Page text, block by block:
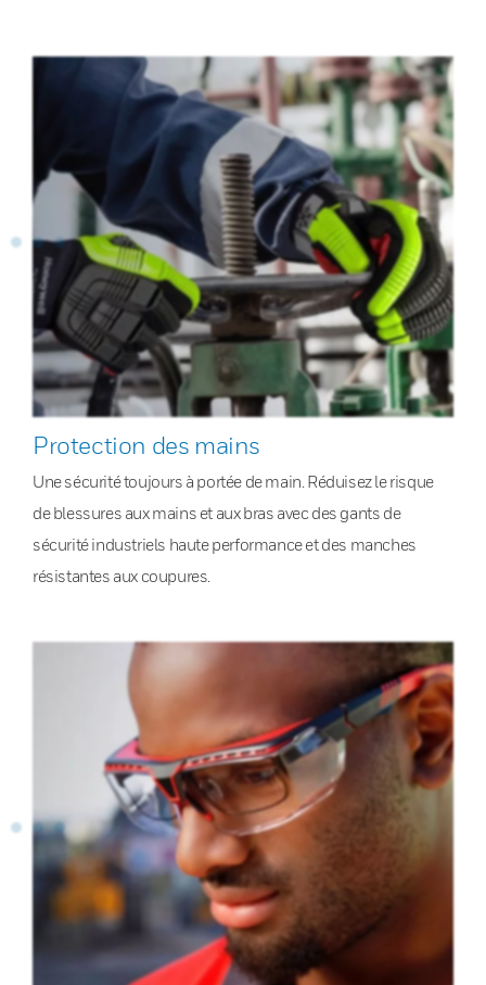
Protection des mains
Une sécurité toujours à portée de main. Réduisez le risque
de blessures aux mains et aux bras avec des gants de
sécurité industriels haute performance et des manches
résistantes aux coupures.